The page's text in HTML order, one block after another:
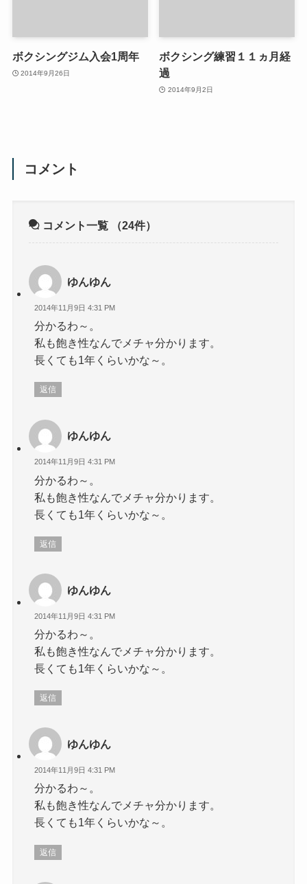
ボクシングジム入会1周年
2014年9月26日
ボクシング練習１１ヵ月経
過
2014年9月2日
コメント
コメント一覧 （24件）
ゆんゆん
2014年11月9日 4:31 PM
分かるわ～。
私も飽き性なんでメチャ分かります。
長くても1年くらいかな～。
返信
ゆんゆん
2014年11月9日 4:31 PM
分かるわ～。
私も飽き性なんでメチャ分かります。
長くても1年くらいかな～。
返信
ゆんゆん
2014年11月9日 4:31 PM
分かるわ～。
私も飽き性なんでメチャ分かります。
長くても1年くらいかな～。
返信
ゆんゆん
2014年11月9日 4:31 PM
分かるわ～。
私も飽き性なんでメチャ分かります。
長くても1年くらいかな～。
返信